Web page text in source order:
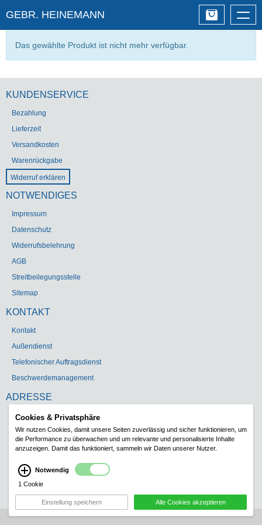
GEBR. HEINEMANN
Das gewählte Produkt ist nicht mehr verfügbar.
KUNDENSERVICE
Bezahlung
Lieferzeit
Versandkosten
Warenrückgabe
Widerruf erklären
NOTWENDIGES
Impressum
Datenschutz
Widerrufsbelehrung
AGB
Streitbeilegungsstelle
Sitemap
KONTAKT
Kontakt
Außendienst
Telefonischer Auftragsdienst
Beschwerdemanagement
ADRESSE
Gebr. Heinemann GmbH & Co. KG
Carl-Schurz-Str. 5
41460 Neuss
Telefon:
+49 (0)2131 1808-0
Telefax: +49 (0)2131 129507
E-Mail:info@heinemann-neuss.de
Cookies & Privatsphäre
Wir nutzen Cookies, damit unsere Seiten zuverlässig und sicher funktionieren, um
die Performance zu überwachen und um relevante und personalisierte Inhalte
anzuzeigen. Damit das funktioniert, sammeln wir Daten unserer Nutzer.
Notwendig
1 Cookie
Einstellung speichern Alle Cookies akzeptieren